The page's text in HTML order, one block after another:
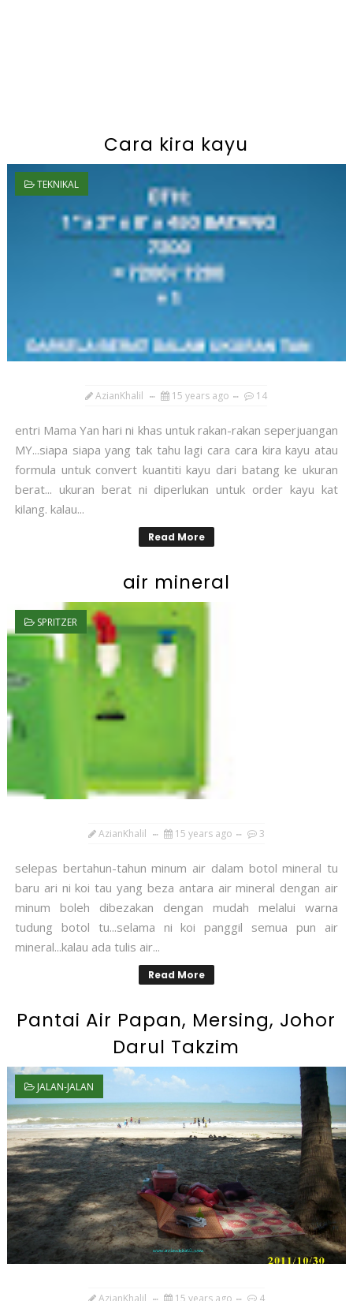
Cara kira kayu
TEKNIKAL
AzianKhalil 15 years ago 14
entri Mama Yan hari ni khas untuk rakan-rakan seperjuangan
MY...siapa siapa yang tak tahu lagi cara cara kira kayu atau
formula untuk convert kuantiti kayu dari batang ke ukuran
berat... ukuran berat ni diperlukan untuk order kayu kat
kilang. kalau...
Read More
air mineral
SPRITZER
AzianKhalil 15 years ago 3
selepas bertahun-tahun minum air dalam botol mineral tu
baru ari ni koi tau yang beza antara air mineral dengan air
minum boleh dibezakan dengan mudah melalui warna
tudung botol tu...selama ni koi panggil semua pun air
mineral...kalau ada tulis air...
Read More
Pantai Air Papan, Mersing, Johor
Darul Takzim
JALAN-JALAN
AzianKhalil 15 years ago 4